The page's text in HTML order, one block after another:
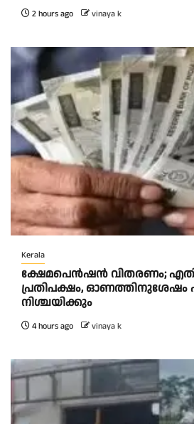
2 hours ago vinaya k
Kerala
ക്ഷേമപെൻഷൻ വിതരണം;
പ്രതിപക്ഷം, ഓണത്തിനുശേഷം
നിശ്ചയിക്കും
4 hours ago vinaya k